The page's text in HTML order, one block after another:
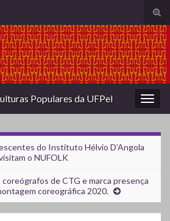
de
Populares da UFPel
do Instituto Hélvio D’Angola
o NUFOLK
de CTG e marca presença
coreográfica 2020.